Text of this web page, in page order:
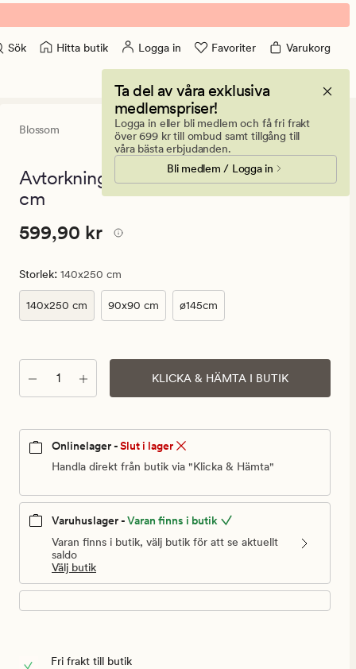
Sök Hitta butik Logga in Favoriter Varukorg
Ta del av våra exklusiva
medlemspriser!
Logga in eller bli medlem och få fri frakt
över 699 kr till ombud samt tillgång till
våra bästa erbjudanden.
Bli medlem / Logga in
Blossom
71
med
betyg
4
Avtorkningsbar duk multi - 140x250
cm
Pris
599,90
pris
599,90
Pris 599,90 kr
599,90 kr
Storlek: 140x250 cm
140x250 cm 90x90 cm ø145cm
Antal KLICKA & HÄMTA I BUTIK
Onlinelager -Slut i lager
Handla direkt från butik via "Klicka & Hämta"
Varuhuslager -Varan finns i butik
Varan finns i butik, välj butik för att se aktuellt
saldo
Välj butik
Fri frakt till butik